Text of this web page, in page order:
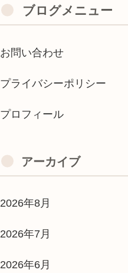
ブログメニュー
お問い合わせ
プライバシーポリシー
プロフィール
アーカイブ
2026年8月
2026年7月
2026年6月